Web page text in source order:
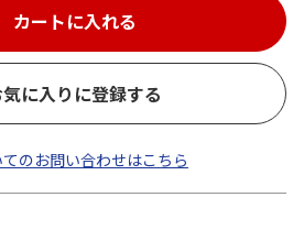
カートに入れる
に入りに登録する
のお問い合わせはこちら